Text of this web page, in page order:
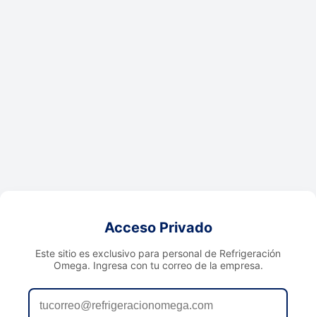
Acceso Privado
Este sitio es exclusivo para personal de Refrigeración
Omega. Ingresa con tu correo de la empresa.